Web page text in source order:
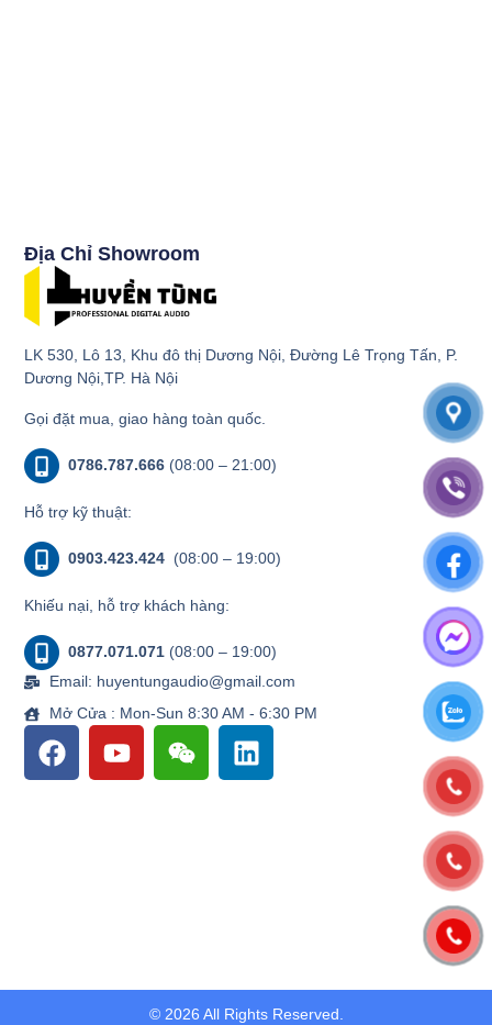
Địa Chỉ Showroom
LK 530, Lô 13, Khu đô thị Dương Nội, Đường Lê Trọng Tấn, P.
Dương Nội,TP. Hà Nội
Gọi đặt mua, giao hàng toàn quốc.
0786.787.666 (08:00 – 21:00)
Hỗ trợ kỹ thuật:
0903.423.424 (08:00 – 19:00)
Khiếu nại, hỗ trợ khách hàng:
0877.071.071 (08:00 – 19:00)
Email: huyentungaudio@gmail.com
Mở Cửa : Mon-Sun 8:30 AM - 6:30 PM
© 2026 All Rights Reserved.